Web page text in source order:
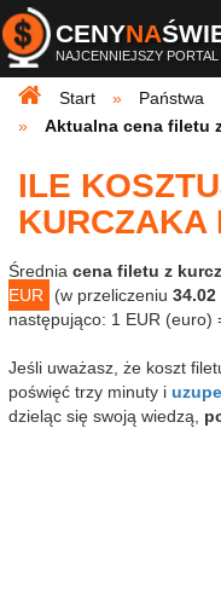
CENYNA
NAJCENNIEJSZY PORTAL
Start
Państwa
Aktualna cena filetu
ILE
KURCZAKA
Średnia cena filetu z
EUR
(w przeliczeniu 34.02
następująco: 1 EUR (euro)
Jeśli uważasz, że koszt
poświęć trzy minuty i
dzieląc się swoją wiedzą,